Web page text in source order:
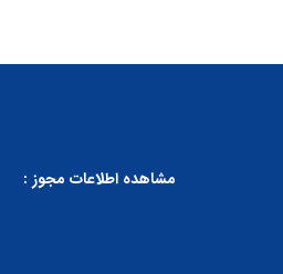
مشاهده اطلاعات مجوز :